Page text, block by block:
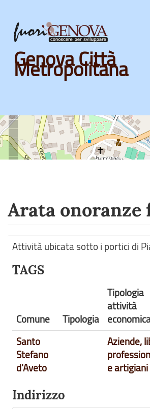
Skip
main
content
Genova Città
Metropolitana
Arata onoranze
Attività ubicata sotto i portici di
TAGS
Comune Tipologia
Tipologia
attività
Santo
Stefano
d'Aveto
Aziende,
e artigiani
Indirizzo